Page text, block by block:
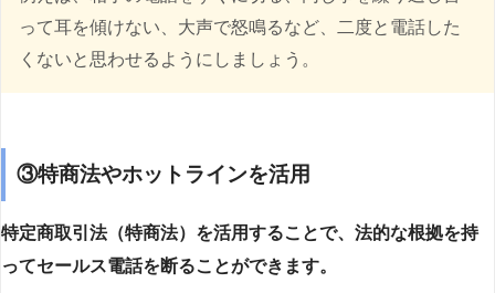
って耳を傾けない、大声で怒鳴るなど、二度と電話した
くないと思わせるようにしましょう。
③特商法やホットラインを活用
特定商取引法（特商法）を活用することで、法的な根拠を持
ってセールス電話を断ることができます。